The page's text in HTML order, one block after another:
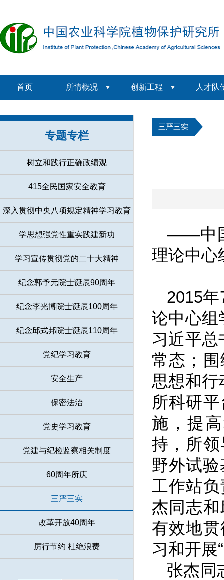
首页 所情概况 创新工程 人才队
专题专栏
树立和践行正确政绩观
415全民国家安全教育
深入贯彻中央八项规定精神学习教育
学思想强党性重实践建新功
学习宣传贯彻党的二十大精神
纪念郭予元院士诞辰90周年
纪念李光博院士诞辰100周年
纪念邱式邦院士诞辰110周年
党纪学习教育
安全生产
保密法治
党史学习教育
党建与纪检监察相关制度
60周年所庆
三严三实
改革开放40周年
厉行节约 杜绝浪费
三严三实
——中
理论中心
2015
论中心组
习近平总
常态；
思想和行
所科研
施，提
持，所
野外试
工作站
杰同志
有效地
习和开展
张杰同